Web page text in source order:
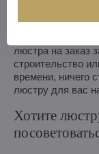
Мы можем
недель, в то
люстра на заказ
строительство
времени, ничего
люстру для вас
Хотите